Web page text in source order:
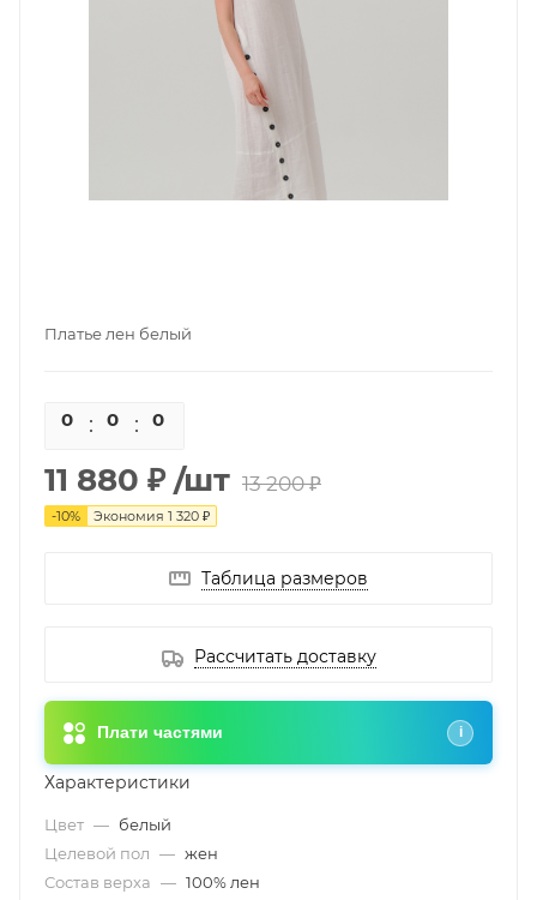
Платье лен белый
0 0 0
11 880 ₽ /шт 13 200 ₽
-10% Экономия 1 320 ₽
Таблица размеров
Рассчитать доставку
Плати частями i
Характеристики
Цвет — белый
Целевой пол — жен
Состав верха — 100% лен